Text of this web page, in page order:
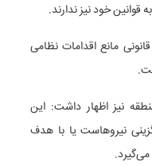
قوانین خود نیز ندارند.
مانع اقدامات نظامی
نیز اظهار داشت: این
نیروهاست یا با هدف